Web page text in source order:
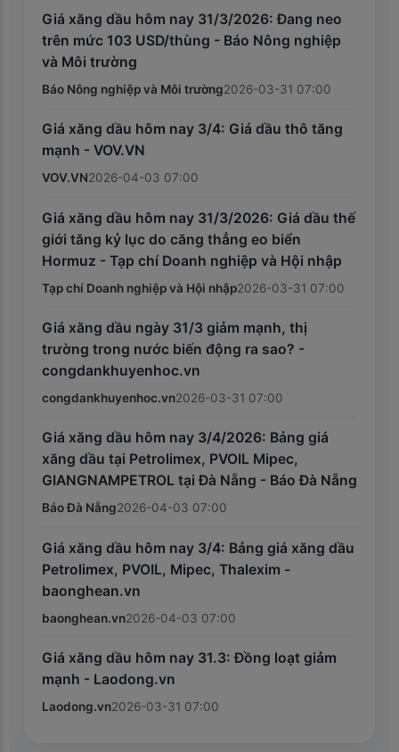
Giá xăng dầu hôm nay 31/3/2026: Đang neo
trên mức 103 USD/thùng - Báo Nông nghiệp
và Môi trường
Báo Nông nghiệp và Môi trường2026-03-31 07:00
Giá xăng dầu hôm nay 3/4: Giá dầu thô tăng
mạnh - VOV.VN
VOV.VN2026-04-03 07:00
Giá xăng dầu hôm nay 31/3/2026: Giá dầu thế
giới tăng kỷ lục do căng thẳng eo biển
Hormuz - Tạp chí Doanh nghiệp và Hội nhập
Tạp chí Doanh nghiệp và Hội nhập2026-03-31 07:00
Giá xăng dầu ngày 31/3 giảm mạnh, thị
trường trong nước biến động ra sao? -
congdankhuyenhoc.vn
congdankhuyenhoc.vn2026-03-31 07:00
Giá xăng dầu hôm nay 3/4/2026: Bảng giá
xăng dầu tại Petrolimex, PVOIL Mipec,
GIANGNAMPETROL tại Đà Nẵng - Báo Đà Nẵng
Báo Đà Nẵng2026-04-03 07:00
Giá xăng dầu hôm nay 3/4: Bảng giá xăng dầu
Petrolimex, PVOIL, Mipec, Thalexim -
baonghean.vn
baonghean.vn2026-04-03 07:00
Giá xăng dầu hôm nay 31.3: Đồng loạt giảm
mạnh - Laodong.vn
Laodong.vn2026-03-31 07:00